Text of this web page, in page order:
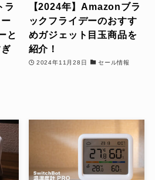
ラ
と
【2024年】Amazonブラ
ックフライデーのおすす
めガジェット目玉商品を
紹介！
2024年11月28日 セール情報